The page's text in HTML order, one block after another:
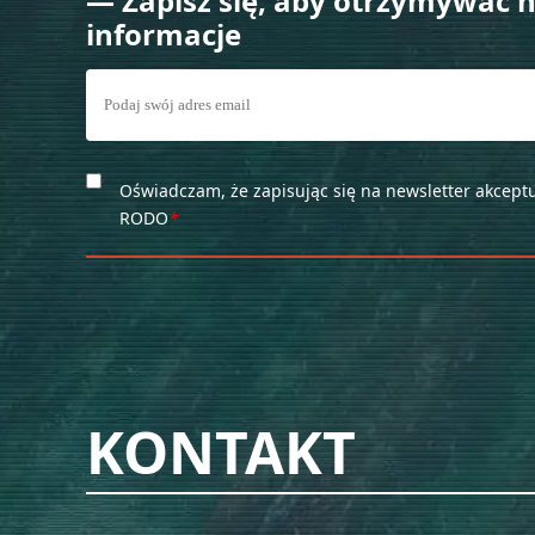
—
informacje
Oświadczam, że zapisując się na newsletter
RODO*
Please
leave
this
field
empty.
KONTAKT